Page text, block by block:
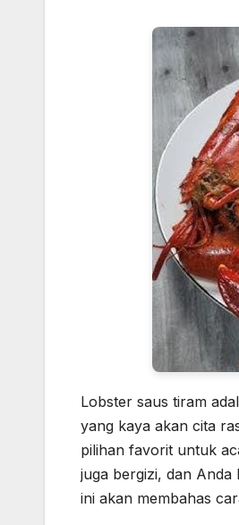
Lobster saus tiram
yang kaya akan cita
pilihan favorit untuk
juga bergizi, dan
ini akan membahas